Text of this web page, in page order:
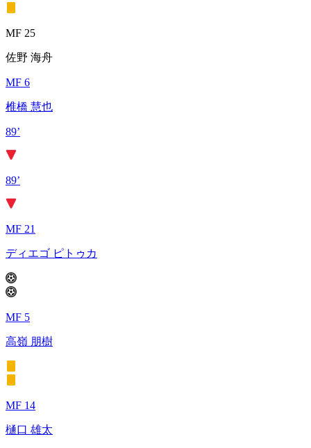
MF 25
佐野 海舟
MF 6
椎橋 慧也
89’
89’
MF 21
ディエゴ ピトゥカ
MF 5
高嶺 朋樹
MF 14
樋口 雄太